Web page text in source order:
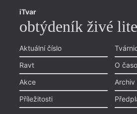
iTvar
obtýdeník živé
Aktuální číslo
Ravt
Akce
Příležitosti
O
Archiv